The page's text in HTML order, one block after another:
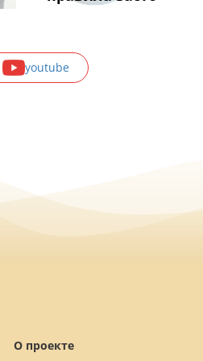
youtube
О проекте